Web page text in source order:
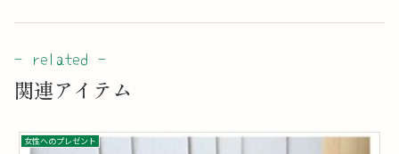
関連アイテム
女性へのプレゼント